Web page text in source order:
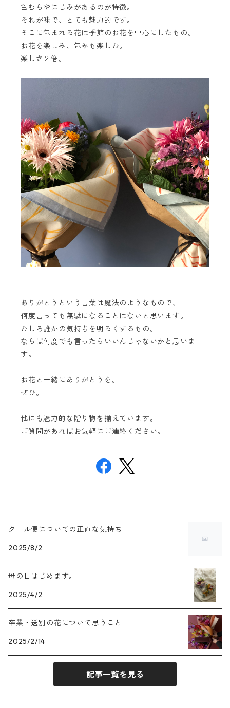
色むらやにじみがあるのが特徴。
それが味で、とても魅力的です。
そこに包まれる花は季節のお花を中心にしたもの。
お花を楽しみ、包みも楽しむ。
楽しさ２倍。
ありがとうという言葉は魔法のようなもので、
何度言っても無駄になることはないと思います。
むしろ誰かの気持ちを明るくするもの。
ならば何度でも言ったらいいんじゃないかと思いま
す。
お花と一緒にありがとうを。
ぜひ。
他にも魅力的な贈り物を揃えています。
ご質問があればお気軽にご連絡ください。
クール便についての正直な気持ち
2025/8/2
母の日はじめます。
2025/4/2
卒業・送別の花について思うこと
2025/2/14
記事一覧を見る